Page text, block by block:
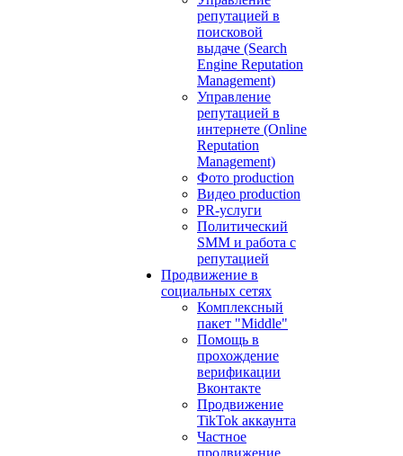
репутацией в
поисковой
выдаче (Search
Engine Reputation
Management)
Управление
репутацией в
интернете (Online
Reputation
Management)
Фото production
Видео production
PR-услуги
Политический
SMM и работа с
репутацией
Продвижение в
социальных сетях
Комплексный
пакет "Middle"
Помощь в
прохождение
верификации
Вконтакте
Продвижение
TikTok аккаунта
Частное
продвижение